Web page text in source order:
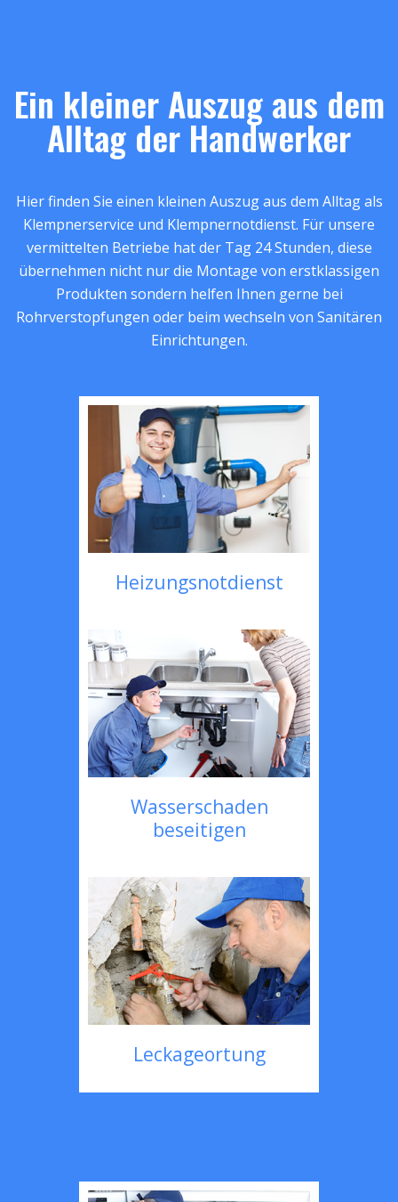
Ein kleiner Auszug aus dem
Alltag der Handwerker
Hier finden Sie einen kleinen Auszug aus dem Alltag als
Klempnerservice und Klempnernotdienst. Für unsere
vermittelten Betriebe hat der Tag 24 Stunden, diese
übernehmen nicht nur die Montage von erstklassigen
Produkten sondern helfen Ihnen gerne bei
Rohrverstopfungen oder beim wechseln von Sanitären
Einrichtungen.
Heizungsnotdienst
Wasserschaden
beseitigen
Leckageortung